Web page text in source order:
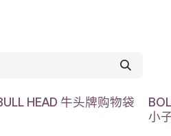
HEAD 牛头牌购物袋
小